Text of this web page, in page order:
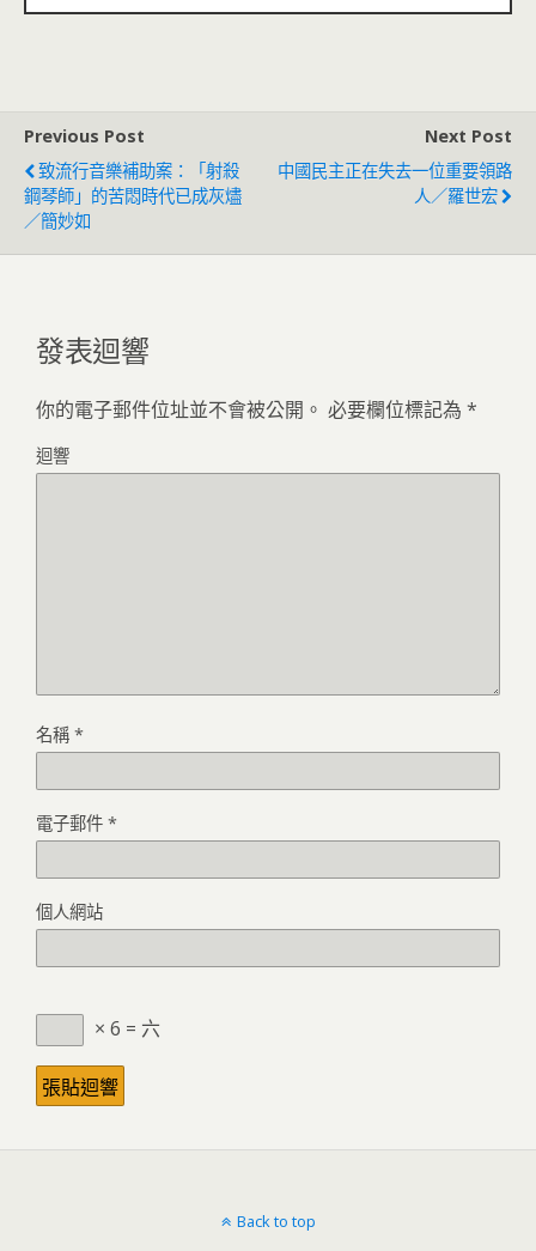
Previous Post
致流行音樂補助案：「射殺
鋼琴師」的苦悶時代已成灰燼
／簡妙如
Next Post
中國民主正在失去一位重要領路
人／羅世宏
發表迴響
你的電子郵件位址並不會被公開。 必要欄位標記為 *
迴響
名稱 *
電子郵件 *
個人網站
× 6 = 六
Back to top